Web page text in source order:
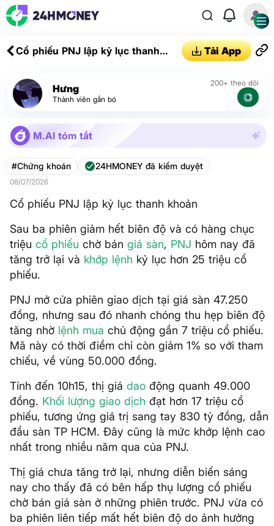
Cổ phiếu PNJ lập kỷ lục thanh
Tải App
Hưng
Thành viên gắn bó
200+ theo dõi
M.AI tóm tắt
#Chứng khoán 24HMONEY đã kiểm duyệt
08/07/2026
Cổ phiếu PNJ lập kỷ lục thanh khoản
Sau ba phiên giảm hết biên độ và có hàng chục
triệu cổ phiếu chờ bán giá sàn, PNJ hôm nay đã
tăng trở lại và khớp lệnh kỷ lục hơn 25 triệu cổ
phiếu.
PNJ mở cửa phiên giao dịch tại giá sàn 47.250
đồng, nhưng sau đó nhanh chóng thu hẹp biên độ
tăng nhờ lệnh mua chủ động gần 7 triệu cổ phiếu.
Mã này có thời điểm chỉ còn giảm 1% so với tham
chiếu, về vùng 50.000 đồng.
Tính đến 10h15, thị giá dao động quanh 49.000
đồng. Khối lượng giao dịch đạt hơn 17 triệu cổ
phiếu, tương ứng giá trị sang tay 830 tỷ đồng, dẫn
đầu sàn TP HCM. Đây cũng là mức khớp lệnh cao
nhất trong nhiều năm qua của PNJ.
Thị giá chưa tăng trở lại, nhưng diễn biến sáng
nay cho thấy đã có bên hấp thụ lượng cổ phiếu
chờ bán giá sàn ở những phiên trước. PNJ vừa có
ba phiên liên tiếp mất hết biên độ do ảnh hưởng